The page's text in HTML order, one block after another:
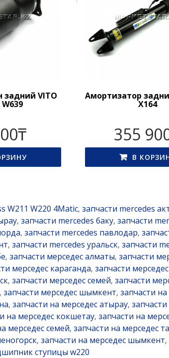
VITO
₸
Амортизатор
X164
355
В
W211 W220 4Matic, запчасти mercedes
, запчасти mercedes баку, запчасти
, запчасти mercedes павлодар,
, запчасти mercedes уральск, запчасти
, запчасти мерседес алматы, запчасти
мерседес караганда, запчасти
, запчасти мерседес семей, запчасти
, запчасти мерседес шымкент, запчасти
, запчасти на мерседес атырау,
на мерседес кокшетау, запчасти на
мерседес семей, запчасти на мерседес
, запчасти на мерседес шымкент,
ступицы w220